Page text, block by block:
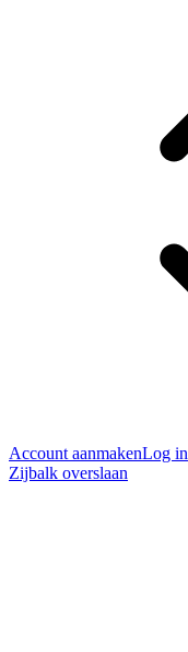
Account aanmakenLog in
Zijbalk overslaan